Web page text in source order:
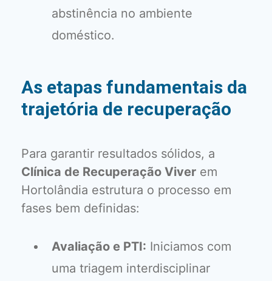
abstinência no ambiente
doméstico.
As etapas fundamentais da
trajetória de recuperação
Para garantir resultados sólidos, a
Clínica de Recuperação Viver em
Hortolândia estrutura o processo em
fases bem definidas:
Avaliação e PTI: Iniciamos com
uma triagem interdisciplinar